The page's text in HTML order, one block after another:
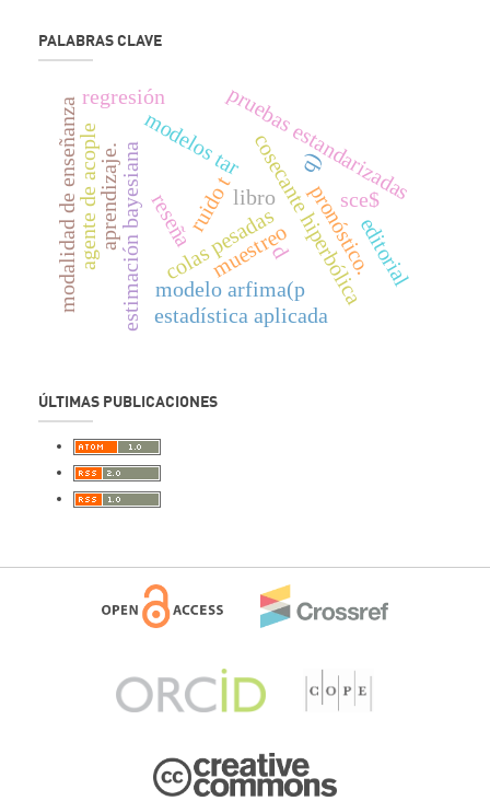
PALABRAS CLAVE
cosecante hiperbólica
colas pesadas
modelos tar
ruido t
estimación bayesiana muestreo
pruebas estandarizadas
modelo arfima(p
d
q)
pronóstico.
sce$
editorial
estadística aplicada
reseña libro
regresión
modalidad de enseñanza aprendizaje.
agente de acople
ÚLTIMAS PUBLICACIONES